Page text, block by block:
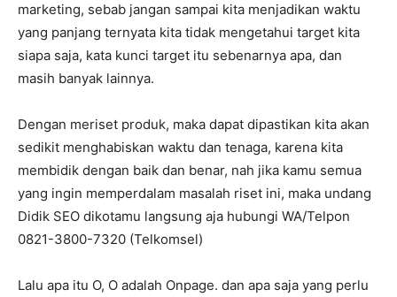
marketing, sebab jangan sampai kita menjadikan waktu
yang panjang ternyata kita tidak mengetahui target kita
siapa saja, kata kunci target itu sebenarnya apa, dan
masih banyak lainnya.
Dengan meriset produk, maka dapat dipastikan kita akan
sedikit menghabiskan waktu dan tenaga, karena kita
membidik dengan baik dan benar, nah jika kamu semua
yang ingin memperdalam masalah riset ini, maka undang
Didik SEO dikotamu langsung aja hubungi WA/Telpon
0821-3800-7320 (Telkomsel)
Lalu apa itu O, O adalah Onpage. dan apa saja yang perlu